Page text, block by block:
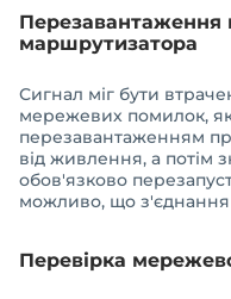
Перезавантаження
маршрутизатора
Сигнал міг бути
мережевих помилок,
перезавантаженням
від живлення, а потім
обов'язково
можливо, що з'єднання
Перевірка